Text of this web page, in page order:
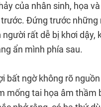
của nhân sinh, họa
Đứng trước
rất dễ bị khơi dậy,
ẩn mình phía sau.
bất ngờ không rõ
mống tai họa âm thầm